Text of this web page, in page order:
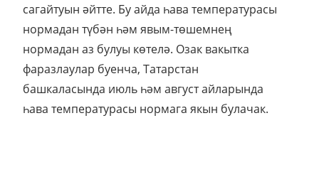
сагайтуын әйтте. Бу айда һава температурасы
нормадан түбән һәм явым-төшемнең
нормадан аз булуы көтелә. Озак вакытка
фаразлаулар буенча, Татарстан
башкаласында июль һәм август айларында
һава температурасы нормага якын булачак.